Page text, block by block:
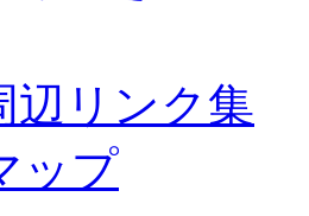
辺リンク集
ップ